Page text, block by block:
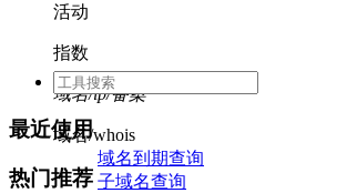
活动
指数
域名/ip/备案
域名/whois
域名到期查询
子域名查询
最近使用
热门推荐